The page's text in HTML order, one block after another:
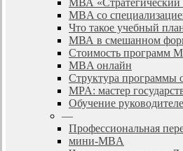
МВА
MBA со
Что такое учебный
МВА в смешанном
Стоимость программ
MBA онлайн
Cтруктура программы
MPA: мастер
Обучение
—
Профессиональная
мини-MBA